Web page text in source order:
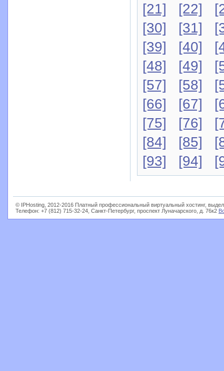
[21]
[22]
[30]
[31]
[39]
[40]
[48]
[49]
[57]
[58]
[66]
[67]
[75]
[76]
[84]
[85]
[93]
[94]
© IPHosting, 2012-2016 Платный профессиональный виртуальный хостинг,
Телефон: +7 (812) 715-32-24, Санкт-Петербург, проспект Луначарского, д. 76к2